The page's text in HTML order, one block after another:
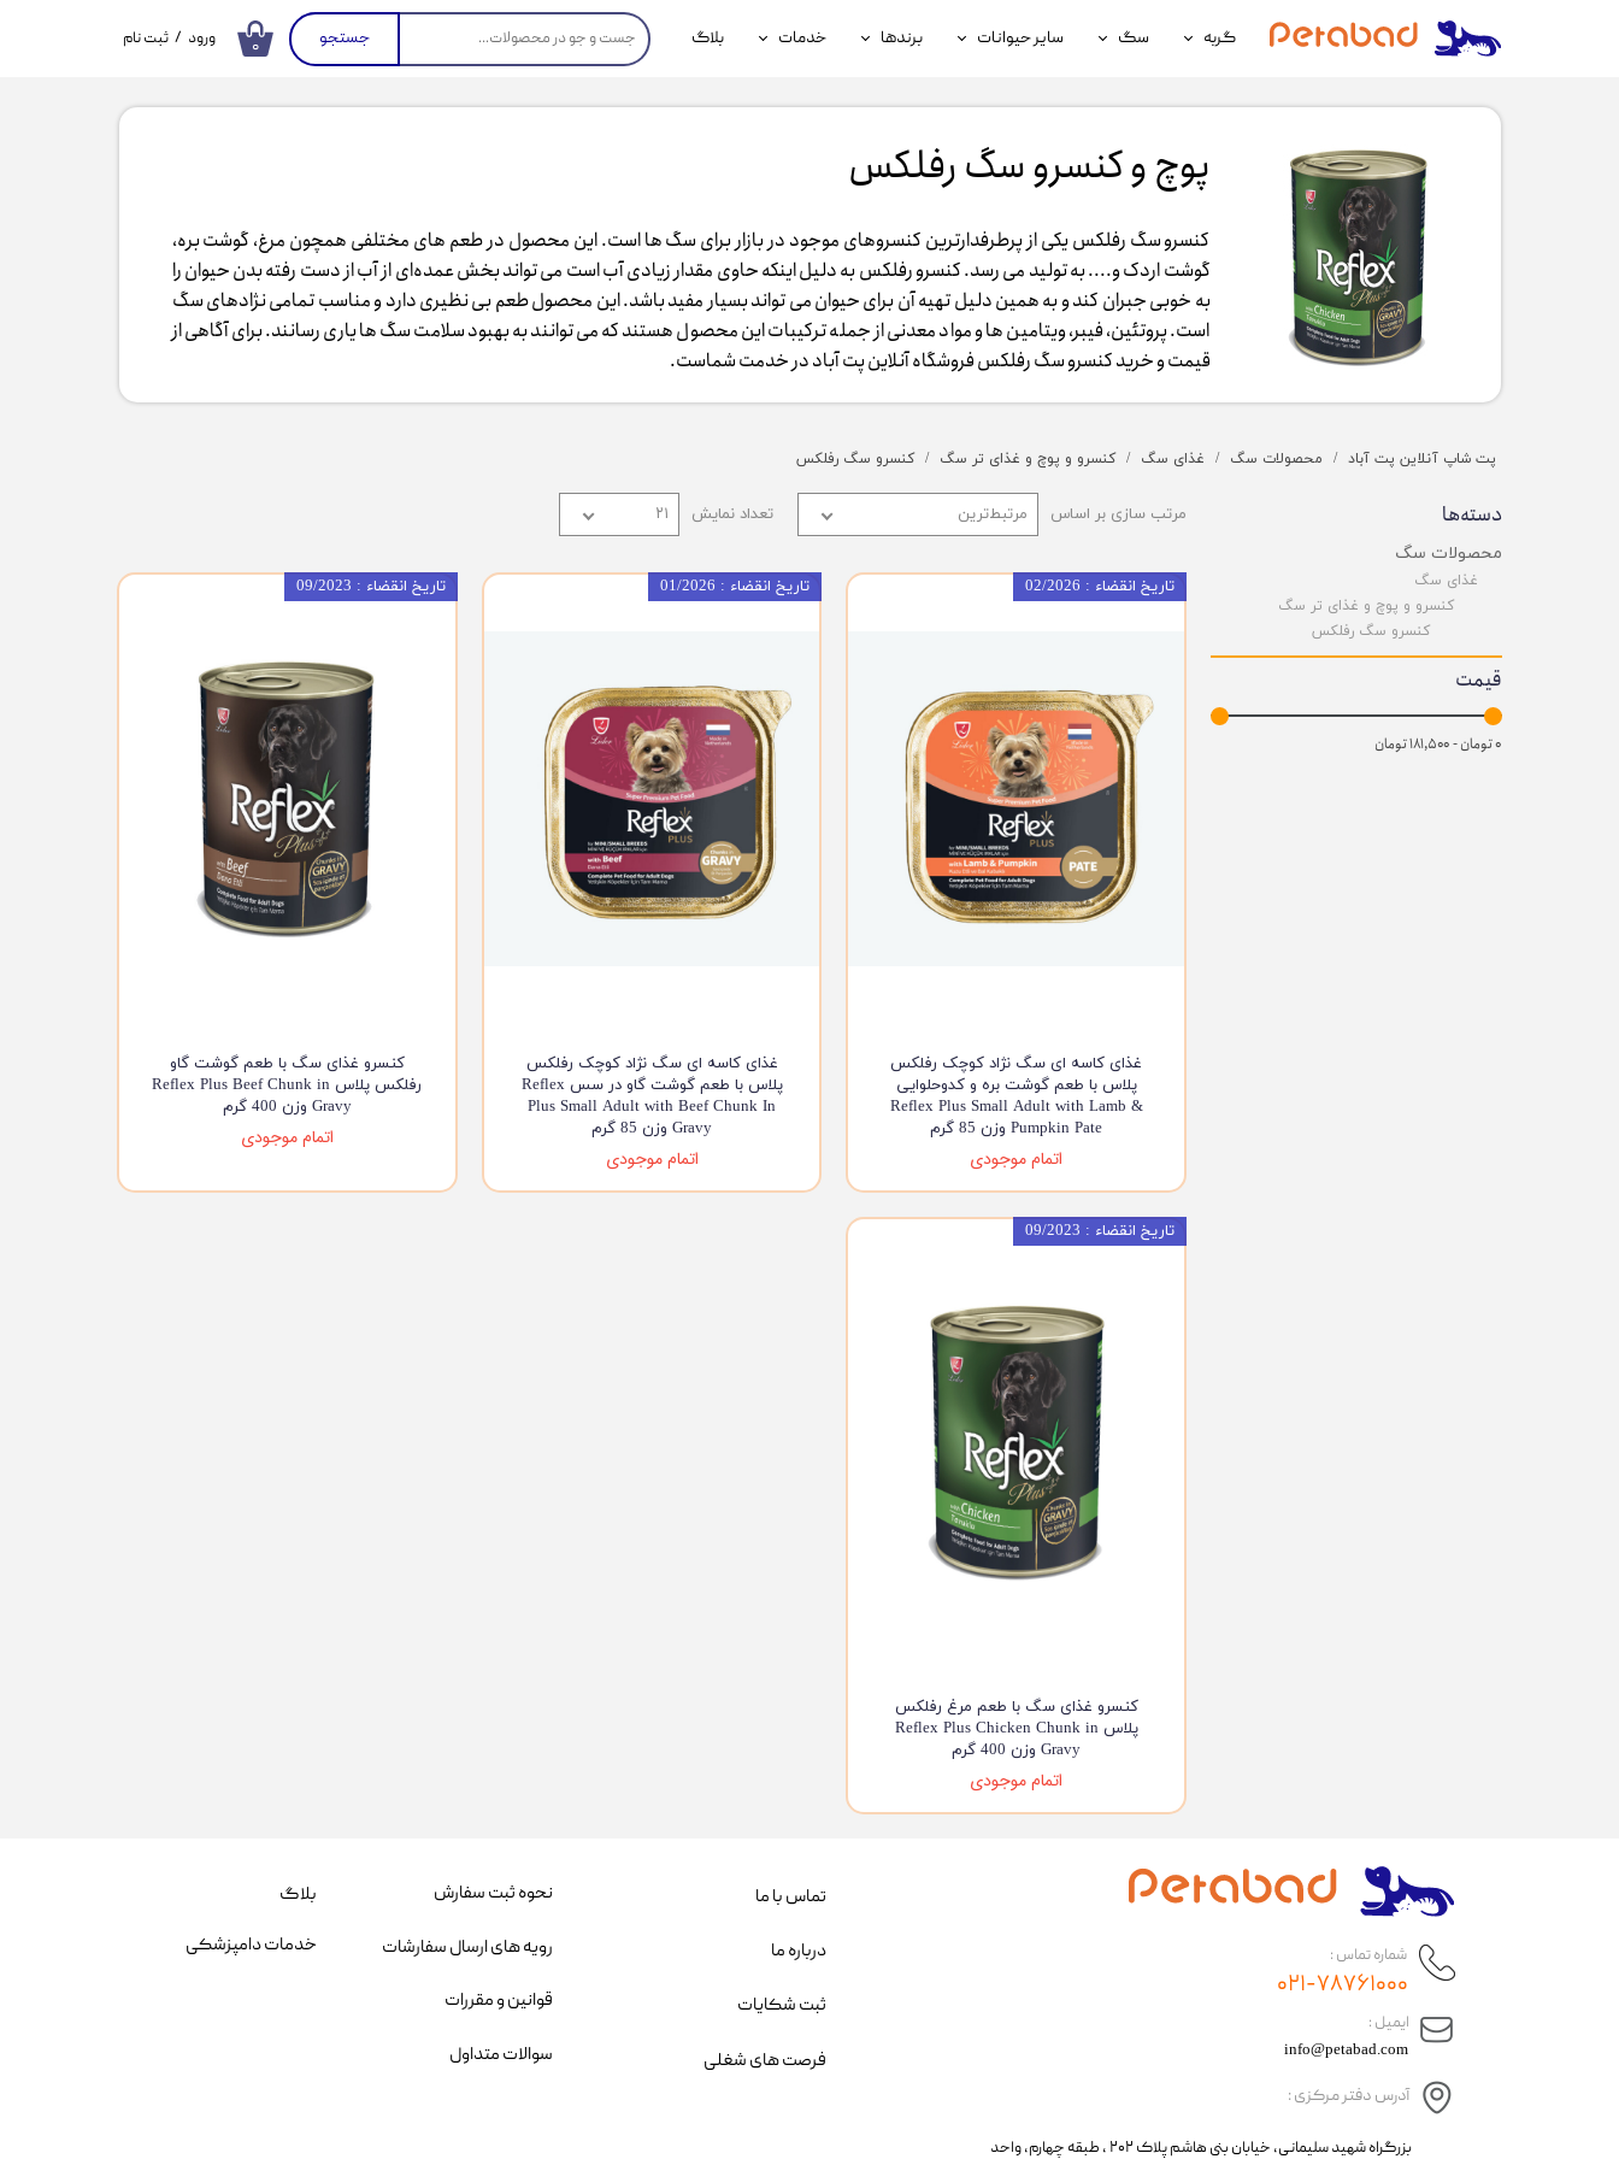
۰ جستجو گربه
سلامتی گربه
آرایشی و بهداشتی گربه
سگ
سلامتی سگ
آرایشی و بهداشتی سگ
سایر حیوانات
محصولات جوندگان
محصولات آبزیان
برندها
برند رفلکس(Reflex)
بیفار
جرهای
رولی
ویسکاس
خدمات بلاگ ورود / ثبت نام
تغییر گذر واژه
کاربری
پوچ و کنسرو سگ رفلکس
کنسرو سگ رفلکس یکی از پرطرفدارترین کنسروهای موجود در بازار برای سگ ها است. این محصول در طعم های مختلفی همچون مرغ، گوشت بره،
گوشت اردک و.... به تولید می رسد. کنسرو رفلکس به دلیل اینکه حاوی مقدار زیادی آب است می تواند بخش عمده‌ای از آب از دست رفته بدن حیوان را
به خوبی جبران کند و به همین دلیل تهیه آن برای حیوان می تواند بسیار مفید باشد. این محصول طعم بی نظیری دارد و مناسب تمامی نژادهای سگ
است. پروتئین، فیبر، ویتامین ها و مواد معدنی از جمله ترکیبات این محصول هستند که می توانند به بهبود سلامت سگ ها یاری رسانند. برای آگاهی از
قیمت و خرید کنسرو سگ رفلکس فروشگاه آنلاین پت آباد در خدمت شماست.
پت شاپ آنلاین پت آباد محصولات سگ غذای سگ کنسرو و پوچ و غذای تر سگ کنسرو سگ رفلکس
دسته‌ها
محصولات سگ
غذای سگ
کنسرو و پوچ و غذای تر سگ
کنسرو سگ رفلکس
قیمت
۰ تومان - ۱۸۱,۵۰۰ تومان
مرتب سازی بر اساس مرتبط‌ترین تعداد نمایش ۲۱
غذای کاسه ای سگ نژاد کوچک رفلکس
پلاس با طعم گوشت بره و کدوحلوایی
Reflex Plus Small Adult with Lamb &
Pumpkin Pate وزن 85 گرم
اتمام موجودی
تاریخ انقضاء : 02/2026
غذای کاسه ای سگ نژاد کوچک رفلکس
پلاس با طعم گوشت گاو در سس Reflex
Plus Small Adult with Beef Chunk In
Gravy وزن 85 گرم
اتمام موجودی
تاریخ انقضاء : 01/2026
کنسرو غذای سگ با طعم گوشت گاو
رفلکس پلاس Reflex Plus Beef Chunk in
Gravy وزن 400 گرم
اتمام موجودی
تاریخ انقضاء : 09/2023
کنسرو غذای سگ با طعم مرغ رفلکس
پلاس Reflex Plus Chicken Chunk in
Gravy وزن 400 گرم
اتمام موجودی
تاریخ انقضاء : 09/2023
​ایمیل :
آدرس دفتر مرکزی :
info@petabad.com
​​بزرگراه شهید سلیمانی، خیابان بنی هاشم پلاک ۲۰۲ ، طبقه چهارم، واحد
شماره تماس :
۰۲۱-۷۸۷۶۱۰۰۰
نحوه ثبت سفارش
رویه های ارسال سفارشات
قوانین و مقررات
سوالات متداول
تماس با ما
درباره ما
ثبت شکایات
فرصت های شغلی
بلاگ
خدمات دامپزشکی